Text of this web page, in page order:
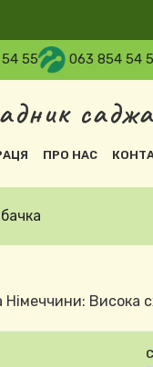
55 063 854 54
ПРО НАС
Висока